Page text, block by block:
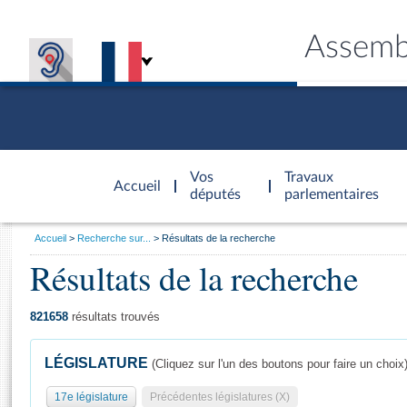
Accueil
d'accueil
Vos
députés
Travaux
parlementaires
Général
Vous
Accueil Recherche sur... Résultats de la recherche
Résultats de la recherche
821658 résultats trouvés
LÉGISLATURE (Cliquez sur l'un des boutons pour faire un choix)
17e législature Précédentes législatures (X)